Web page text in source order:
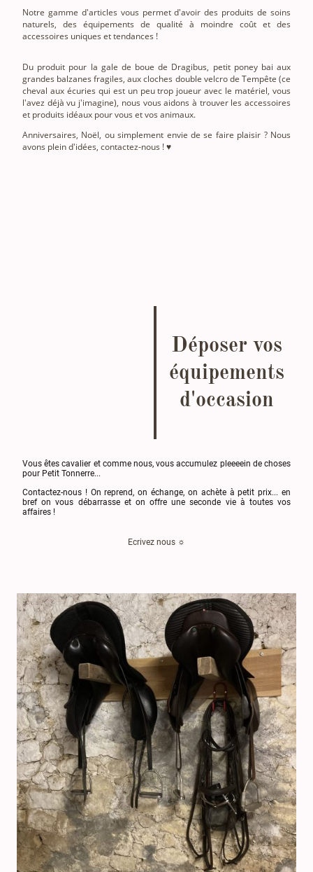
Notre gamme d'articles vous permet d'avoir des produits de soins
naturels, des équipements de qualité à moindre coût et des
accessoires uniques et tendances !
Du produit pour la gale de boue de Dragibus, petit poney bai aux
grandes balzanes fragiles, aux cloches double velcro de Tempête (ce
cheval aux écuries qui est un peu trop joueur avec le matériel, vous
l'avez déjà vu j'imagine), nous vous aidons à trouver les accessoires
et produits idéaux pour vous et vos animaux.
Anniversaires, Noël, ou simplement envie de se faire plaisir ? Nous
avons plein d'idées, contactez-nous ! ♥
Déposer vos
équipements
d'occasion
Vous êtes cavalier et comme nous, vous accumulez pleeeein de choses
pour Petit Tonnerre...
Contactez-nous ! On reprend, on échange, on achète à petit prix... en
bref on vous débarrasse et on offre une seconde vie à toutes vos
affaires !
Ecrivez nous ☼